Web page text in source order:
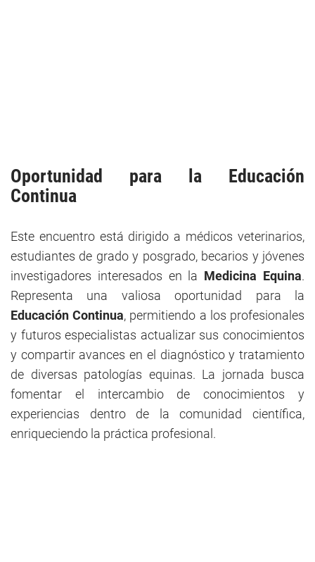
Oportunidad para la Educación
Continua
Este encuentro está dirigido a médicos veterinarios,
estudiantes de grado y posgrado, becarios y jóvenes
investigadores interesados en la Medicina Equina.
Representa una valiosa oportunidad para la
Educación Continua, permitiendo a los profesionales
y futuros especialistas actualizar sus conocimientos
y compartir avances en el diagnóstico y tratamiento
de diversas patologías equinas. La jornada busca
fomentar el intercambio de conocimientos y
experiencias dentro de la comunidad científica,
enriqueciendo la práctica profesional.